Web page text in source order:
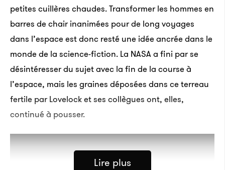
petites cuillères chaudes. Transformer les hommes en
barres de chair inanimées pour de long voyages
dans l’espace est donc resté une idée ancrée dans le
monde de la science-fiction. La NASA a fini par se
désintéresser du sujet avec la fin de la course à
l’espace, mais les graines déposées dans ce terreau
fertile par Lovelock et ses collègues ont, elles,
continué à pousser.
Lire plus